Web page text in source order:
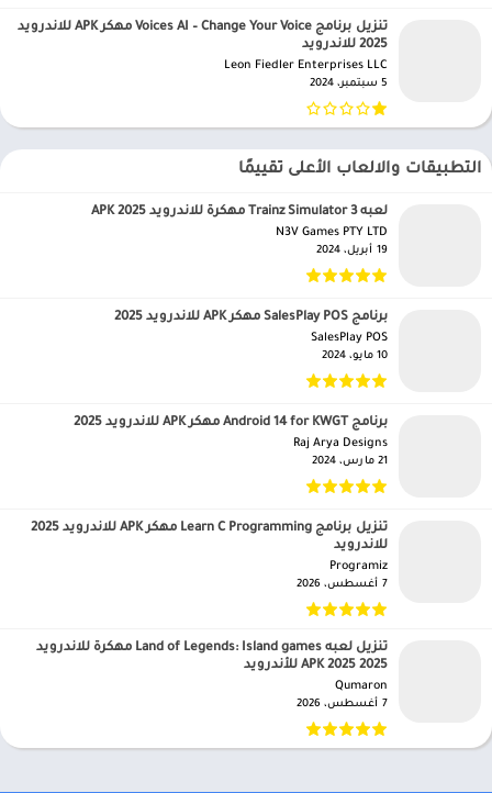
تنزيل برنامج Voices AI – Change Your Voice مهكر APK للاندرويد
2025 للاندرويد
Leon Fiedler Enterprises LLC‏
5 سبتمبر، 2024
التطبيقات والالعاب الأعلى تقييمًا
لعبه Trainz Simulator 3 مهكرة للاندرويد APK 2025
N3V Games PTY LTD‏
19 أبريل، 2024
برنامج SalesPlay POS مهكر APK للاندرويد 2025
SalesPlay POS‏
10 مايو، 2024
برنامج Android 14 for KWGT مهكر APK للاندرويد 2025
Raj Arya Designs‏
21 مارس، 2024
تنزيل برنامج Learn C Programming مهكر APK للاندرويد 2025
للاندرويد
Programiz‏
7 أغسطس، 2026
تنزيل لعبه Land of Legends: Island games مهكرة للاندرويد
APK 2025 2025 للأندرويد
Qumaron‏
7 أغسطس، 2026